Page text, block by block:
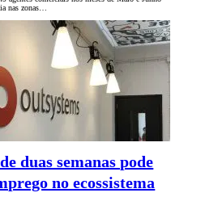
nas zonas…
duas semanas pode
no ecossistema